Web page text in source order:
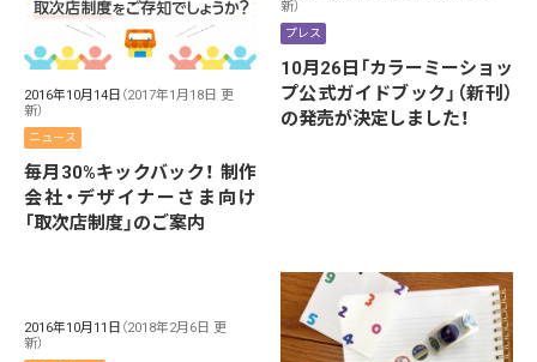
2016年10月14日 （2017年1月18日 更
新）
ニュース
毎月30%キックバック！ 制作
会社・デザイナーさま向け
「取次店制度」のご案内
新）
プレス
10月26日「カラーミーショッ
プ公式ガイドブック」（新刊）
の発売が決定しました！
2016年10月11日 （2018年2月6日 更
新）